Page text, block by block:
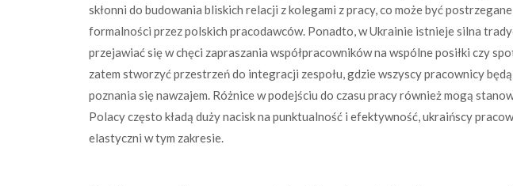
skłonni do budowania bliskich relacji z kolegami z pracy, co może być
formalności przez polskich pracodawców. Ponadto, w Ukrainie istnieje silna
przejawiać się w chęci zapraszania współpracowników na wspólne posiłki czy
zatem stworzyć przestrzeń do integracji zespołu, gdzie wszyscy pracownicy
poznania się nawzajem. Różnice w podejściu do czasu pracy również mogą
Polacy często kładą duży nacisk na punktualność i efektywność, ukraińscy
elastyczni w tym zakresie.